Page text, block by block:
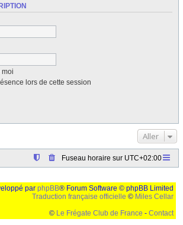
moi
lors de cette session
Aller
Fuseau horaire sur UTC+02:00
par phpBB® Forum Software © phpBB Limited
Traduction française officielle © Miles Cellar
© Le Frégate Club de France - Contact